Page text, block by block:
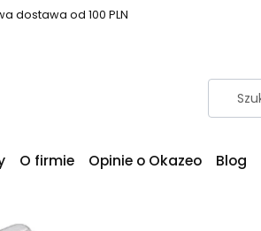
dostawa od 100 PLN
O firmie Opinie o Okazeo Blog